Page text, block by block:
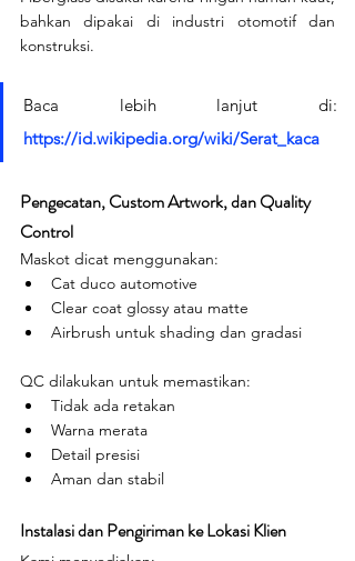
bahkan dipakai di industri otomotif dan
konstruksi.
https://id.wikipedia.org/wiki/Serat_kaca
Pengecatan, Custom Artwork, dan Quality
Control
Maskot dicat menggunakan:
Cat duco automotive
Clear coat glossy atau matte
Airbrush untuk shading dan gradasi
QC dilakukan untuk memastikan:
Tidak ada retakan
Warna merata
Detail presisi
Aman dan stabil
Instalasi dan Pengiriman ke Lokasi Klien